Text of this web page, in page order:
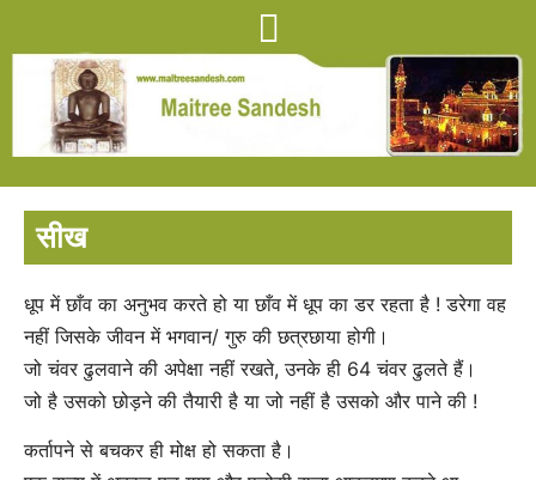
सीख
धूप में छाँव का अनुभव करते हो या छाँव में धूप का डर रहता है ! डरेगा वह
नहीं जिसके जीवन में भगवान/ गुरु की छत्रछाया होगी।
जो चंवर ढुलवाने की अपेक्षा नहीं रखते, उनके ही 64 चंवर ढुलते हैं।
जो है उसको छोड़ने की तैयारी है या जो नहीं है उसको और पाने की !
कर्तापने से बचकर ही मोक्ष हो सकता है।